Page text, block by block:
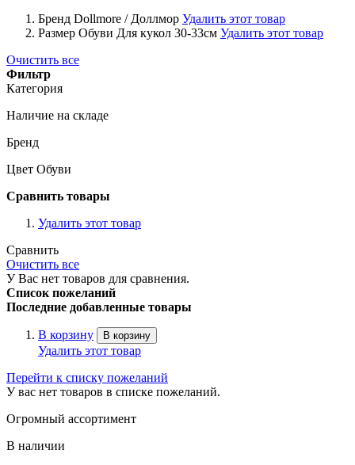
Бренд Dollmore / Доллмор Удалить этот товар
Размер Обуви Для кукол 30-33см Удалить этот товар
Очистить все
Фильтр
Категория
Наличие на складе
Бренд
Цвет Обуви
Сравнить товары
Удалить этот товар
Сравнить
Очистить все
У Вас нет товаров для сравнения.
Список пожеланий
Последние добавленные товары
В корзину В корзину
Удалить этот товар
Перейти к списку пожеланий
У вас нет товаров в списке пожеланий.
Огромный ассортимент
В наличии